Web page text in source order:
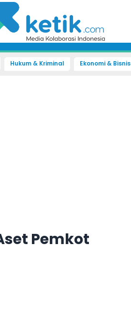
Hukum & Kriminal Ekonomi & Bisnis
Pemkot